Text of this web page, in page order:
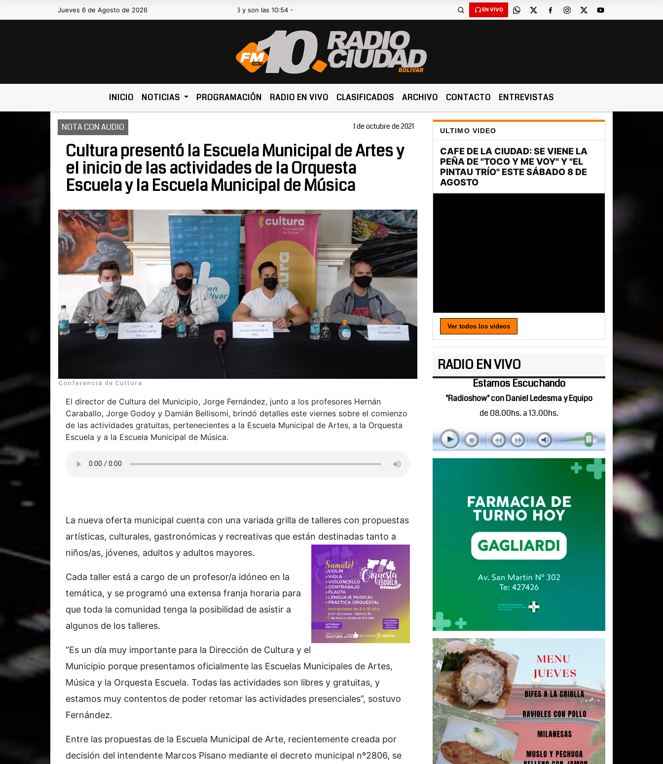
Jueves 6 de Agosto de 2026
Hoy es Jueves 6 de Agosto de 2026 y son las 10:54 - EN VIVO
INICIO NOTICIAS PROGRAMACIÓN RADIO EN VIVO CLASIFICADOS ARCHIVO CONTACTO ENTREVISTAS
NOTA CON AUDIO 1 de octubre de 2021
Cultura presentó la Escuela Municipal de Artes y
el inicio de las actividades de la Orquesta
Escuela y la Escuela Municipal de Música
Conferencia de Cultura
El director de Cultura del Municipio, Jorge Fernández, junto a los profesores Hernán
Caraballo, Jorge Godoy y Damián Bellisomi, brindó detalles este viernes sobre el comienzo
de las actividades gratuitas, pertenecientes a la Escuela Municipal de Artes, a la Orquesta
Escuela y a la Escuela Municipal de Música.
La nueva oferta municipal cuenta con una variada grilla de talleres con propuestas
artísticas, culturales, gastronómicas y recreativas que están destinadas tanto a
niños/as, jóvenes, adultos y adultos mayores.
Cada taller está a cargo de un profesor/a idóneo en la
temática, y se programó una extensa franja horaria para
que toda la comunidad tenga la posibilidad de asistir a
algunos de los talleres.
“Es un día muy importante para la Dirección de Cultura y el
Municipio porque presentamos oficialmente las Escuelas Municipales de Artes,
Música y la Orquesta Escuela. Todas las actividades son libres y gratuitas, y
estamos muy contentos de poder retomar las actividades presenciales”, sostuvo
Fernández.
Entre las propuestas de la Escuela Municipal de Arte, recientemente creada por
decisión del intendente Marcos Pisano mediante el decreto municipal nº2806, se
ULTIMO VIDEO
Ver todos los videos
RADIO EN VIVO
Estamos Escuchando
"Radioshow" con Daniel Ledesma y Equipo
de 08.00hs. a 13.00hs.